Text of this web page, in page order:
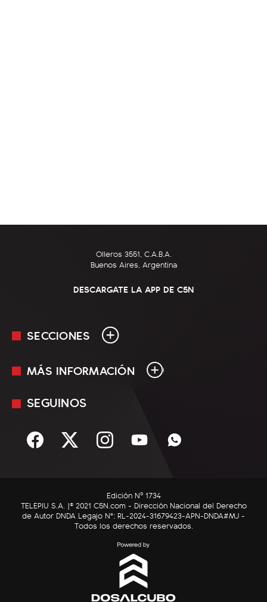
Olleros 3551, C.A.B.A.
Buenos Aires, Argentina
DESCARGATE LA APP DE C5N
SECCIONES
En Vivo
Sociedad
C5N Autos
RatingCero
MÁS INFORMACIÓN
Mediakit
Términos y condiciones
SEGUINOS
Edición Nº 1734
TELEPIU S.A. |© 2021 C5N.com - Dirección Nacional del Derecho
de Autor DNDA Legajo N°: RL-2024-31679423-APN-DNDA#MJ -
Todos los derechos reservados.